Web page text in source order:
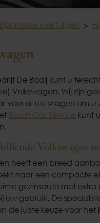
Bijzondere voertuigen
De Baaij kunt u
Volkswagen. Wij zijn
voor al uw vragen om u
Bosch Car Service kunt
Volkswagen
heeft een breed
naar een compacte
gezinsauto met
uw gebruik. De
de juiste keuze voor het